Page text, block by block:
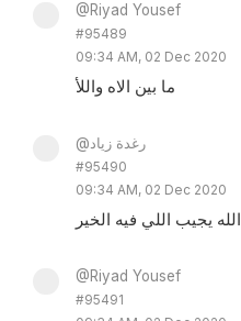
@Riyad Yousef
#95489
09:34 AM, 02 Dec 2020
ما بين الاه واللأ
@رغدة زياد
#95490
09:34 AM, 02 Dec 2020
الله يجيب اللي فيه الخير
@Riyad Yousef
#95491